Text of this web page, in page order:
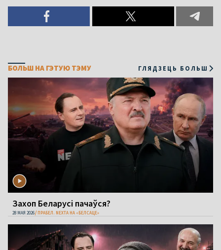
БОЛЬШ НА ГЭТУЮ ТЭМУ ГЛЯДЗЕЦЬ БОЛЬШ
Захоп Беларусі пачаўся?
28 МАЯ 2026 ПРАБЕЛ. NEXTA НА «БЕЛСАЦЕ»